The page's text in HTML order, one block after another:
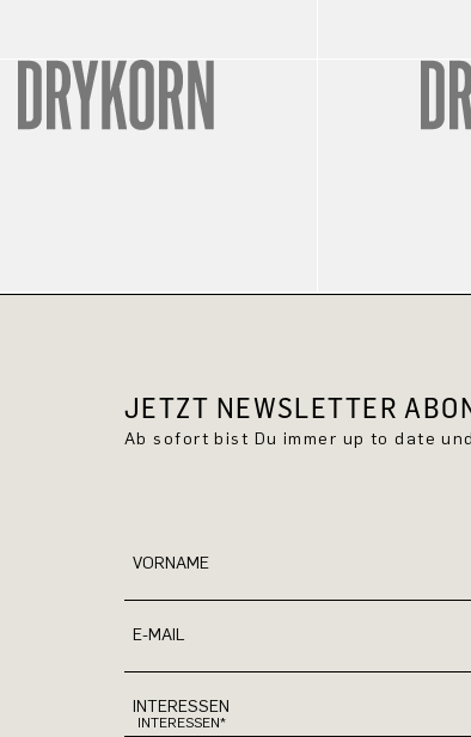
JETZT NEWSLETTER
Ab sofort bist Du immer up to date
VORNAME
E-MAIL
INTERESSEN